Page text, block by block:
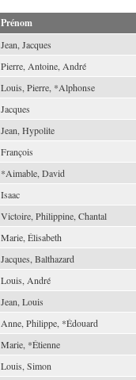
Prénom
Jean, Jacques
Pierre, Antoine, André
Louis, Pierre, *Alphonse
Jacques
Jean, Hypolite
François
*Aimable, David
Isaac
Victoire, Philippine, Chantal
Marie, Élisabeth
Jacques, Balthazard
Louis, André
Jean, Louis
Anne, Philippe, *Édouard
Marie, *Étienne
Louis, Simon